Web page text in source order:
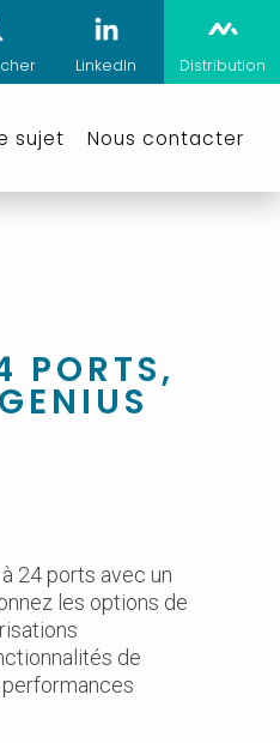
LinkedIn Distribution
sujet Nous contacter
PORTS,
24 ports avec un
les options de
de